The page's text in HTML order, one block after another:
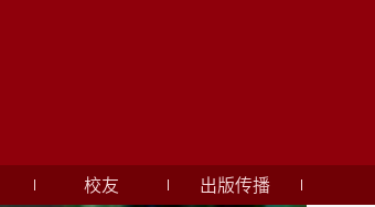
校友 出版传播